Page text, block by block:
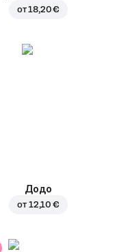
от18,20 €
Додо
от 12,10 €